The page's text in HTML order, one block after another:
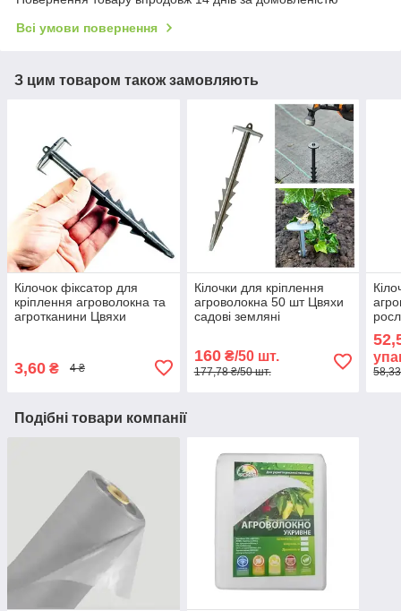
Всі умови повернення
З цим товаром також замовляють
Кілочок фіксатор для
кріплення агроволокна та
агротканини Цвяхи
3,60 ₴ 4 ₴
Кілочки для кріплення
агроволокна 50 шт Цвяхи
садові земляні
160₴/50 шт.
177,78 ₴/50 шт.
Подібні товари компанії